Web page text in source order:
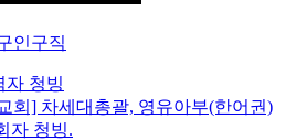
인구직
자 청빙
회] 차세대총괄, 영유아부(한어권)
자 청빙.